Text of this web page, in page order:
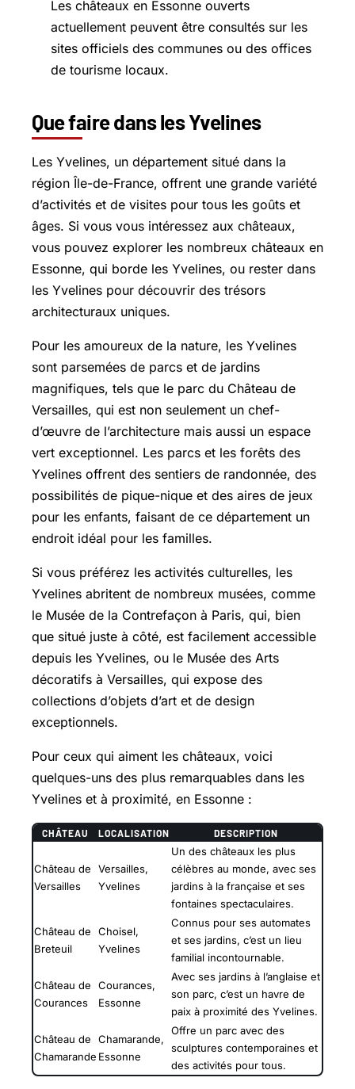
Les châteaux en Essonne ouverts
actuellement peuvent être consultés sur les
sites officiels des communes ou des offices
de tourisme locaux.
Que faire dans les Yvelines
Les Yvelines, un département situé dans la
région Île-de-France, offrent une grande variété
d’activités et de visites pour tous les goûts et
âges. Si vous vous intéressez aux châteaux,
vous pouvez explorer les nombreux châteaux en
Essonne, qui borde les Yvelines, ou rester dans
les Yvelines pour découvrir des trésors
architecturaux uniques.
Pour les amoureux de la nature, les Yvelines
sont parsemées de parcs et de jardins
magnifiques, tels que le parc du Château de
Versailles, qui est non seulement un chef-
d’œuvre de l’architecture mais aussi un espace
vert exceptionnel. Les parcs et les forêts des
Yvelines offrent des sentiers de randonnée, des
possibilités de pique-nique et des aires de jeux
pour les enfants, faisant de ce département un
endroit idéal pour les familles.
Si vous préférez les activités culturelles, les
Yvelines abritent de nombreux musées, comme
le Musée de la Contrefaçon à Paris, qui, bien
que situé juste à côté, est facilement accessible
depuis les Yvelines, ou le Musée des Arts
décoratifs à Versailles, qui expose des
collections d’objets d’art et de design
exceptionnels.
Pour ceux qui aiment les châteaux, voici
quelques-uns des plus remarquables dans les
Yvelines et à proximité, en Essonne :
CHÂTEAU LOCALISATION DESCRIPTION
Château de
Versailles
Versailles,
Yvelines
Un des châteaux les plus
célèbres au monde, avec ses
jardins à la française et ses
fontaines spectaculaires.
Château de
Breteuil
Choisel,
Yvelines
Connus pour ses automates
et ses jardins, c’est un lieu
familial incontournable.
Château de
Courances
Courances,
Essonne
Avec ses jardins à l’anglaise et
son parc, c’est un havre de
paix à proximité des Yvelines.
Château de
Chamarande
Chamarande,
Essonne
Offre un parc avec des
sculptures contemporaines et
des activités pour tous.